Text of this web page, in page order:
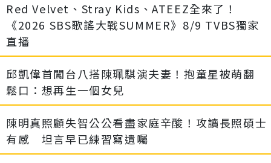
Red Velvet、Stray Kids、ATEEZ全來了！
《2026 SBS歌謠大戰SUMMER》8/9 TVBS獨家
直播
邱凱偉首闖台八搭陳珮騏演夫妻！抱童星被萌翻
鬆口：想再生一個女兒
陳明真照顧失智公公看盡家庭辛酸！攻讀長照碩士
有感 坦言早已練習寫遺囑